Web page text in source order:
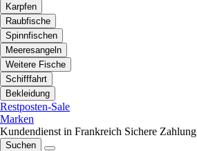
Karpfen
Raubfische
Spinnfischen
Meeresangeln
Weitere Fische
Schifffahrt
Bekleidung
Restposten-Sale
Marken
Kundendienst in Frankreich Sichere Zahlung
Suchen